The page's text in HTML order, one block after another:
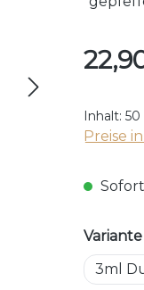
Inhalt: 50
Preise
Variante
3ml